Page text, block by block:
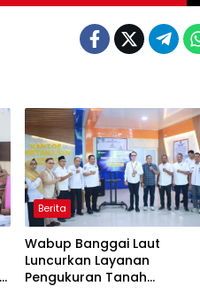
Berita
Wabup Banggai Laut
Luncurkan Layanan
Pengukuran Tanah
Berita